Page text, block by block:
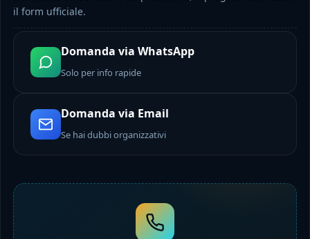
il form ufficiale.
Domanda via WhatsApp
Solo per info rapide
Domanda via Email
Se hai dubbi organizzativi